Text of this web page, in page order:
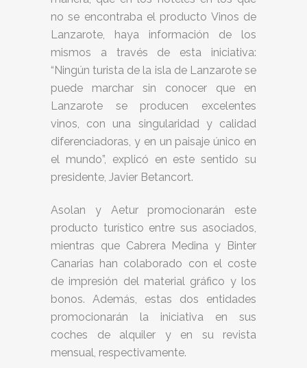
no se encontraba el producto Vinos de
Lanzarote, haya información de los
mismos a través de esta iniciativa:
“Ningún turista de la isla de Lanzarote se
puede marchar sin conocer que en
Lanzarote se producen excelentes
vinos, con una singularidad y calidad
diferenciadoras, y en un paisaje único en
el mundo”, explicó en este sentido su
presidente, Javier Betancort.
Asolan y Aetur promocionarán este
producto turístico entre sus asociados,
mientras que Cabrera Medina y Binter
Canarias han colaborado con el coste
de impresión del material gráfico y los
bonos. Además, estas dos entidades
promocionarán la iniciativa en sus
coches de alquiler y en su revista
mensual, respectivamente.